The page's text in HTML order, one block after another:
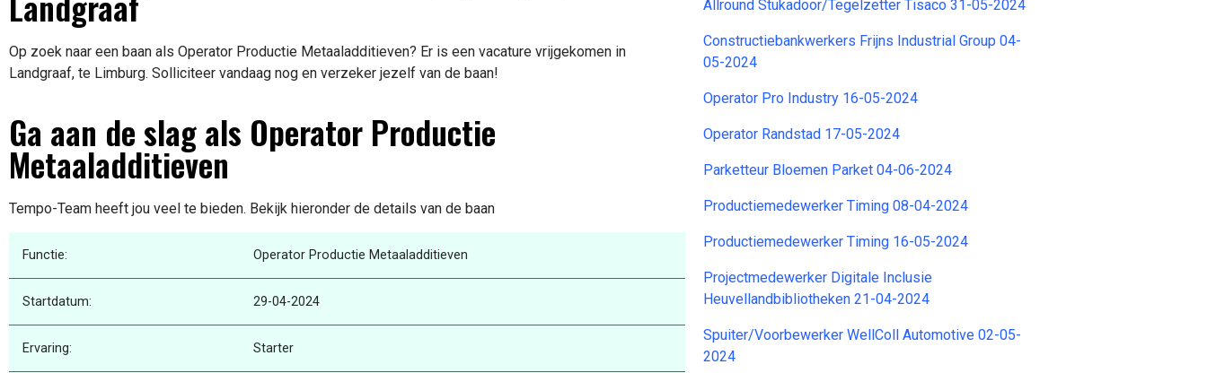
Op zoek naar een baan als Operator Productie Metaaladditieven? Er is een vacature vrijgekomen in
Landgraaf, te Limburg. Solliciteer vandaag nog en verzeker jezelf van de baan!
Ga aan de slag als Operator Productie
Metaaladditieven
Tempo-Team heeft jou veel te bieden. Bekijk hieronder de details van de baan
Functie: Operator Productie Metaaladditieven
Startdatum: 29-04-2024
Ervaring: Starter
Allround Stukadoor/Tegelzetter Tisaco 31-05-2024
Constructiebankwerkers Frijns Industrial Group 04-
05-2024
Operator Pro Industry 16-05-2024
Operator Randstad 17-05-2024
Parketteur Bloemen Parket 04-06-2024
Productiemedewerker Timing 08-04-2024
Productiemedewerker Timing 16-05-2024
Projectmedewerker Digitale Inclusie
Heuvellandbibliotheken 21-04-2024
Spuiter/Voorbewerker WellColl Automotive 02-05-
2024